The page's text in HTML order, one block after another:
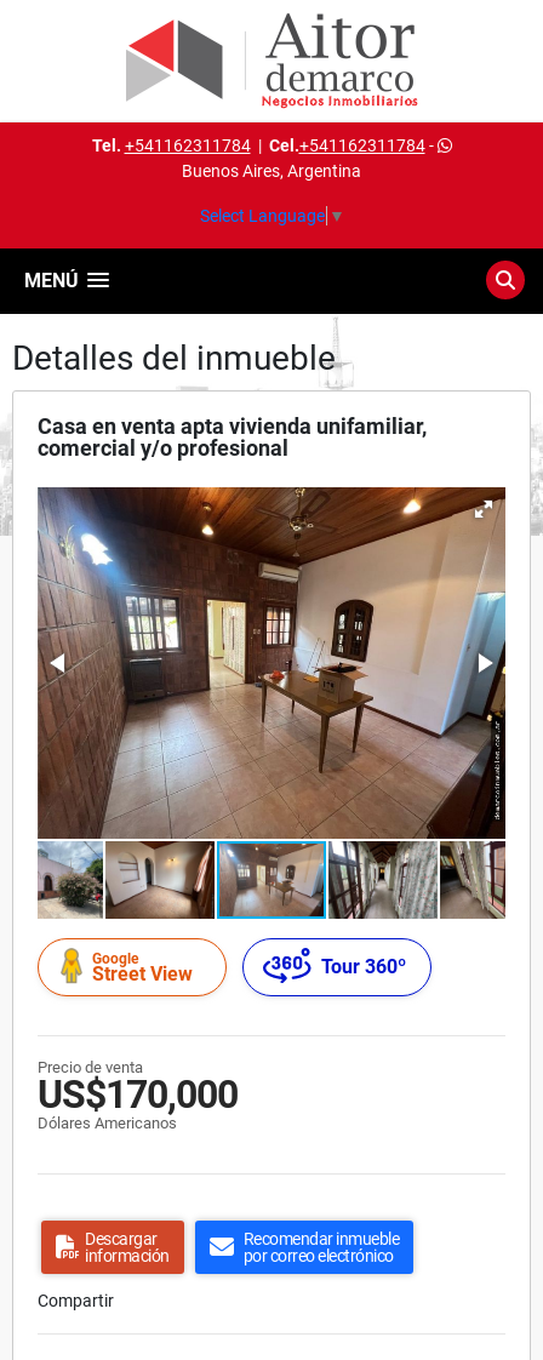
Tel. +541162311784| Cel.+541162311784-
Buenos Aires, Argentina
Select Language ▼
MENÚ
Detalles del inmueble
Casa en venta apta vivienda unifamiliar,
comercial y/o profesional
Google
Street View Tour 360º
Precio de venta
US$170,000
Dólares Americanos
Descargar
información
Recomendar inmueble
por correo electrónico
Compartir